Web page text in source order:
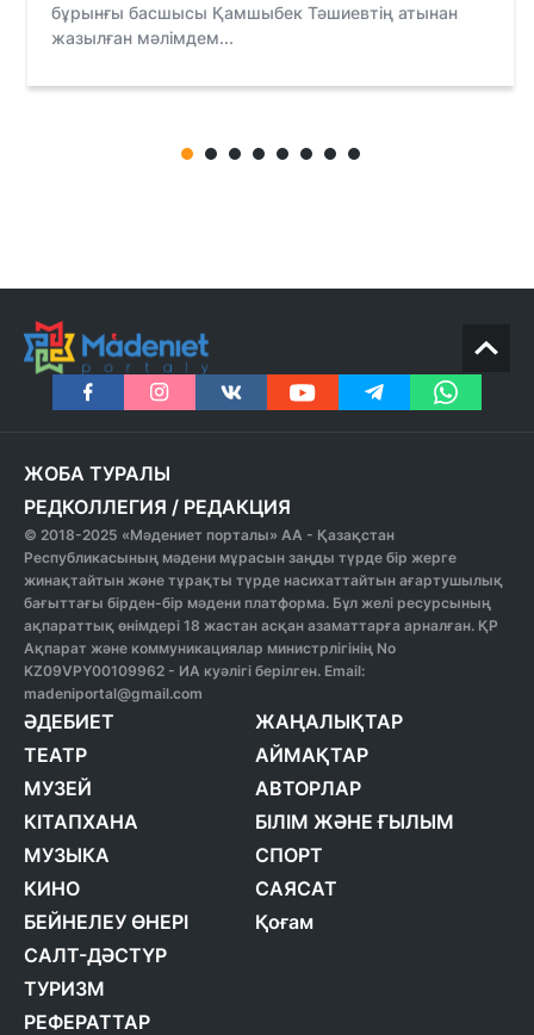
бұрынғы басшысы Қамшыбек Тәшиевтің атынан
жазылған мәлімдем...
ЖОБА ТУРАЛЫ
РЕДКОЛЛЕГИЯ / РЕДАКЦИЯ
© 2018-2025 «Мәдениет порталы» АА - Қазақстан
Республикасының мәдени мұрасын заңды түрде бір жерге
жинақтайтын және тұрақты түрде насихаттайтын ағартушылық
бағыттағы бірден-бір мәдени платформа. Бұл желі ресурсының
ақпараттық өнімдері 18 жастан асқан азаматтарға арналған. ҚР
Ақпарат және коммуникациялар министрлігінің No
KZ09VPY00109962 - ИА куәлігі берілген. Email:
madeniportal@gmail.com
ӘДЕБИЕТ
ТЕАТР
МУЗЕЙ
КІТАПХАНА
МУЗЫКА
КИНО
БЕЙНЕЛЕУ ӨНЕРІ
САЛТ-ДӘСТҮР
ТУРИЗМ
РЕФЕРАТТАР
ЖАҢАЛЫҚТАР
АЙМАҚТАР
АВТОРЛАР
БІЛІМ ЖӘНЕ ҒЫЛЫМ
СПОРТ
САЯСАТ
Қоғам